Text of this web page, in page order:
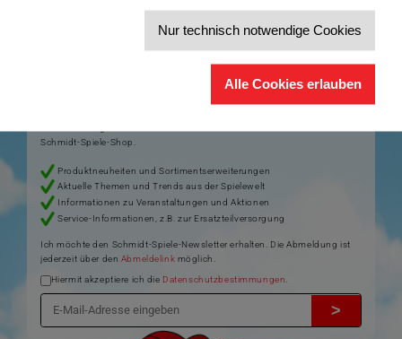
Nur technisch notwendige Cookies
Alle Cookies erlauben
Der Schmidt-Spiele-Newsletter
Schmidt-Spiele-Shop.
Produktneuheiten und Sortimentserweiterungen
Aktuelle Themen und Trends aus der Spielewelt
Informationen zu Veranstaltungen und Aktionen
Service-Informationen, z.B. zur Ersatzteilversorgung
Ich möchte den Schmidt-Spiele-Newsletter erhalten. Die Abmeldung ist
jederzeit über den Abmeldelink möglich.
Hiermit akzeptiere ich die Datenschutzbestimmungen.
>